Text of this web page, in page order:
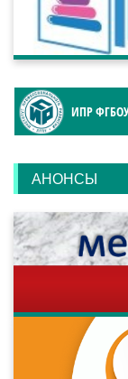
ИПР
АНОНСЫ